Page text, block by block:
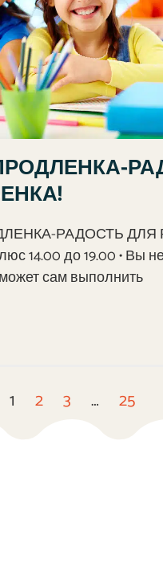
РАДОСТЬ ДЛЯ
14.00 до 19.00 • Вы
сам выполнить
1 2 3 … 25